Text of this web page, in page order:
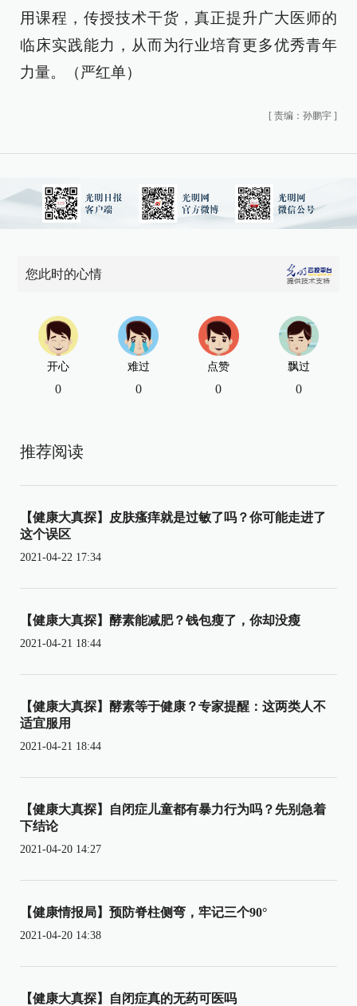
用课程，传授技术干货，真正提升广大医师的
临床实践能力，从而为行业培育更多优秀青年
力量。（严红单）
[ 责编：孙鹏宇 ]
您此时的心情
开心
0
难过
0
点赞
0
飘过
0
推荐阅读
【健康大真探】皮肤瘙痒就是过敏了吗？你可能走进了
这个误区
2021-04-22 17:34
【健康大真探】酵素能减肥？钱包瘦了，你却没瘦
2021-04-21 18:44
【健康大真探】酵素等于健康？专家提醒：这两类人不
适宜服用
2021-04-21 18:44
【健康大真探】自闭症儿童都有暴力行为吗？先别急着
下结论
2021-04-20 14:27
【健康情报局】预防脊柱侧弯，牢记三个90°
2021-04-20 14:38
【健康大真探】自闭症真的无药可医吗